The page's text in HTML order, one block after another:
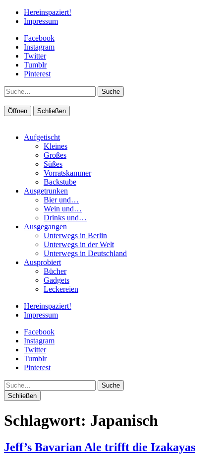
Hereinspaziert!
Impressum
Facebook
Instagram
Twitter
Tumblr
Pinterest
Suche
Öffnen Schließen
Aufgetischt
Kleines
Großes
Süßes
Vorratskammer
Backstube
Ausgetrunken
Bier und…
Wein und…
Drinks und…
Ausgegangen
Unterwegs in Berlin
Unterwegs in der Welt
Unterwegs in Deutschland
Ausprobiert
Bücher
Gadgets
Leckereien
Hereinspaziert!
Impressum
Facebook
Instagram
Twitter
Tumblr
Pinterest
Suche
Schließen
Schlagwort: Japanisch
Jeff’s Bavarian Ale trifft die Izakayas